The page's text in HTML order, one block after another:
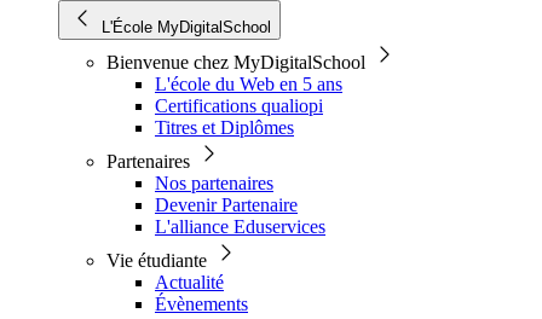
L'École MyDigitalSchool
Bienvenue chez MyDigitalSchool
L'école du Web en 5 ans
Certifications qualiopi
Titres et Diplômes
Partenaires
Nos partenaires
Devenir Partenaire
L'alliance Eduservices
Vie étudiante
Actualité
Évènements